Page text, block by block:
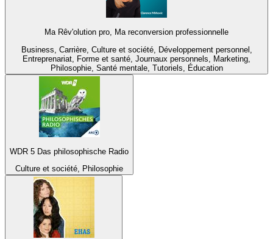
Ma Rêv'olution pro, Ma reconversion professionnelle
Business, Carrière, Culture et société, Développement personnel,
Entreprenariat, Forme et santé, Journaux personnels, Marketing,
Philosophie, Santé mentale, Tutoriels, Éducation
WDR 5 Das philosophische Radio
Culture et société, Philosophie